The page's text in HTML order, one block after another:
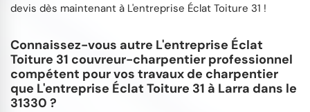
devis dès maintenant à L'entreprise Éclat Toiture 31 !
Connaissez-vous autre L'entreprise Éclat
Toiture 31 couvreur-charpentier professionnel
compétent pour vos travaux de charpentier
que L'entreprise Éclat Toiture 31 à Larra dans le
31330 ?